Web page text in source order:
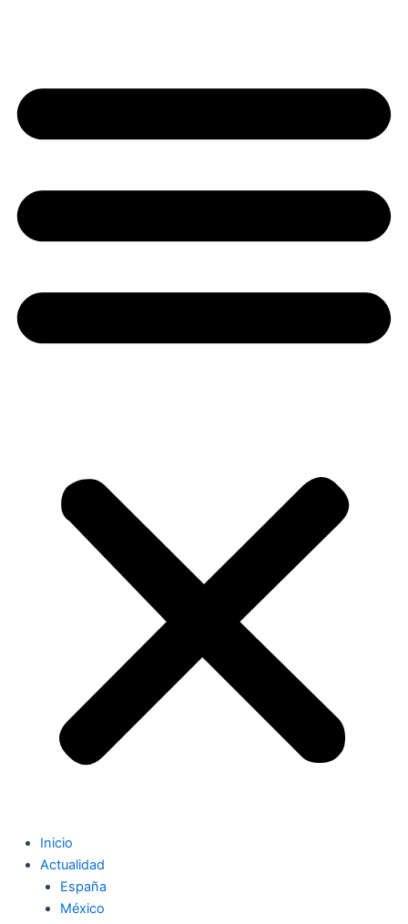
Inicio
Actualidad
España
México